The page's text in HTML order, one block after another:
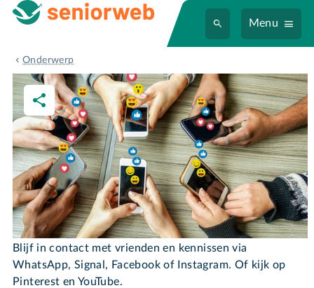
Menu
Onderwerp
Sociale media
Sociale media
Blijf in contact met vrienden en kennissen via
WhatsApp, Signal, Facebook of Instagram. Of kijk op
Pinterest en YouTube.